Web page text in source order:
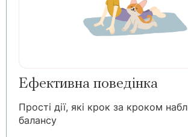
Ефективна поведінка
Прості дії, які крок за кроком
балансу